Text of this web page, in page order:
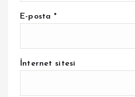
E-posta*
İnternet sitesi